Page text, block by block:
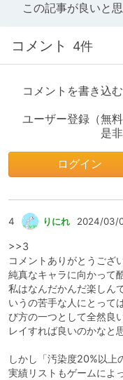
この記事が良いと
コメント 4件
コメントを書き込
ユーザー登録（無
是
ログイン
4 りにれ 2024/03/
>>3
コメントありがとうござ
純真なキャラに向かって
私はなんだかんだ楽しん
いうの苦手な人にとって
び方の一つとして全然良
レイすれば良いのかなと
しかし「汚染度20%以上
実績リストもゲームによ